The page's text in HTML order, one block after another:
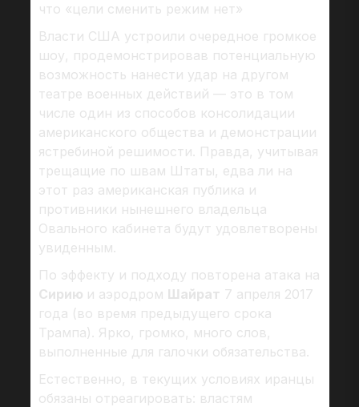
что «цели сменить режим нет»
Власти США устроили очередное громкое
шоу, продемонстрировав потенциальную
возможность нанести удар на другом
театре военных действий — это в том
числе один из способов консолидации
американского общества и демонстрации
ястребиной решимости. Правда, учитывая
трещащие по швам Штаты, едва ли на
этот раз американская публика и
противники нынешнего владельца
Овального кабинета будут удовлетворены
увиденным.
По эффекту и подходу повторена атака на
Сирию и аэродром Шайрат 7 апреля 2017
года (во время предыдущего срока
Трампа). Ярко, громко, много слов,
выполненные для галочки обязательства.
Естественно, в текущих условиях иранцы
обязаны отреагировать: властям